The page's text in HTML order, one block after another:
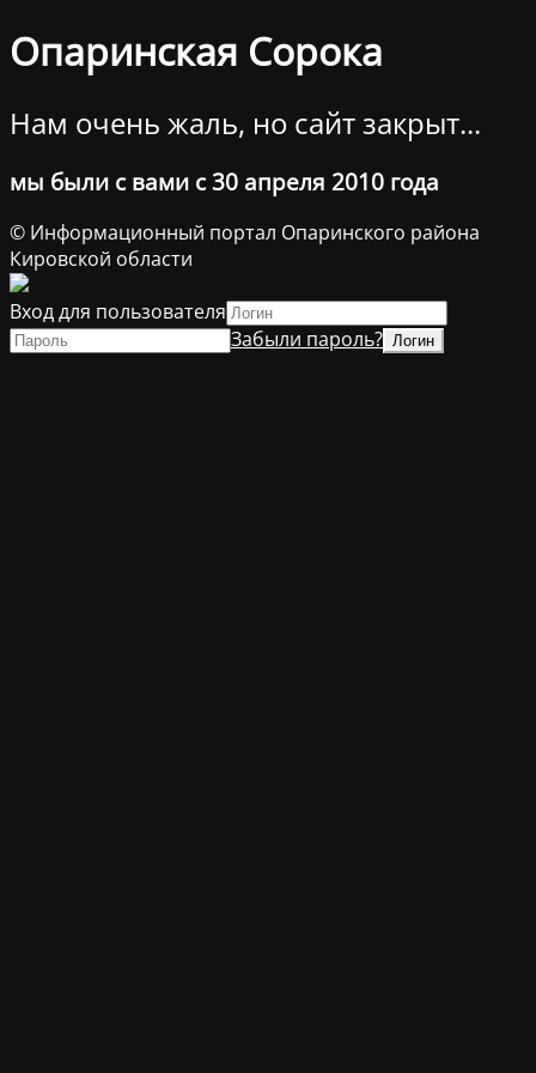
Опаринская Сорока
Нам очень жаль, но сайт закрыт...
мы были с вами с 30 апреля 2010 года
© Информационный портал Опаринского района
Кировской области
Вход для пользователя
Забыли пароль?